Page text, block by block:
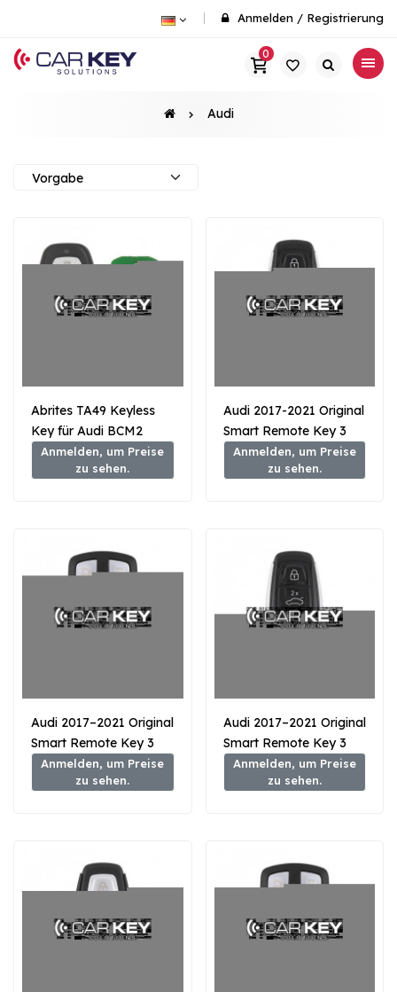
Anmelden / Registrierung
0
Audi
Abrites TA49 Keyless
Key für Audi BCM2
Fahrzeuge 433 MHz
Anmelden, um Preise
zu sehen.
Audi 2017-2021 Original
Smart Remote Key 3
Tasten 433Mhz
4N0959754EG MLB
Anmelden, um Preise
zu sehen.
Audi 2017–2021 Original
Smart Remote Key 3
Tasten 315 MHz 4M0
MLB Typ
Anmelden, um Preise
zu sehen.
Audi 2017–2021 Original
Smart Remote Key 3
Tasten 315 MHz
MD9R0 MLB Typ
Anmelden, um Preise
zu sehen.